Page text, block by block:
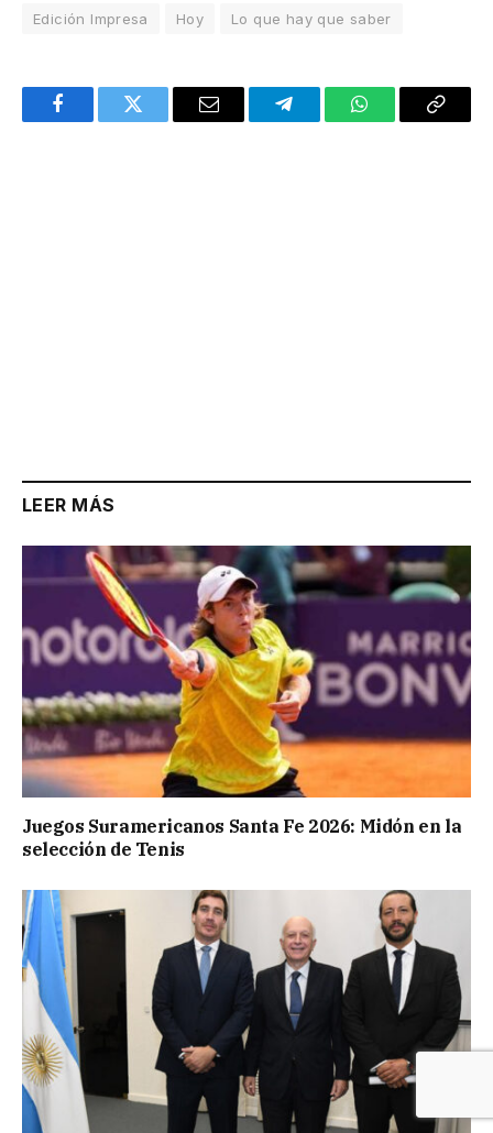
Edición Impresa Hoy Lo que hay que saber
FacebookTwitter Email TelegramWhatsAppCopy
LEER MÁS
Juegos Suramericanos Santa Fe 2026: Midón en la
selección de Tenis